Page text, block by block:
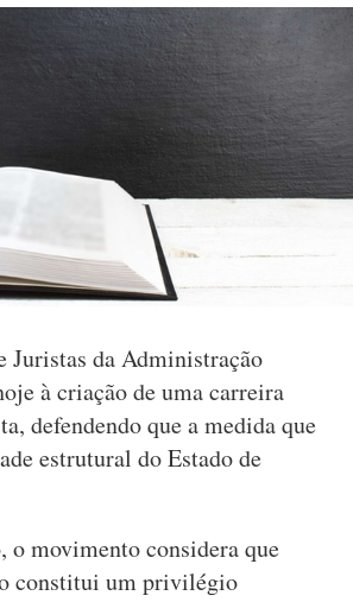
Juristas da Administração
à criação de uma carreira
defendendo que a medida que
estrutural do Estado de
o movimento considera que
constitui um privilégio